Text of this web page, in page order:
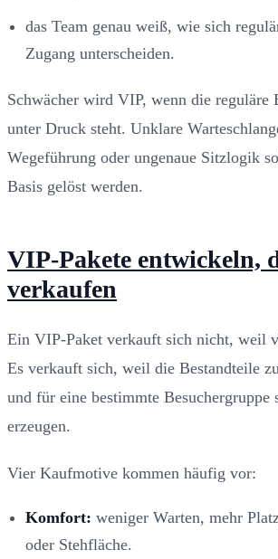
das Team genau weiß, wie sich
Zugang unterscheiden.
Schwächer wird VIP, wenn die reguläre
unter Druck steht. Unklare
Wegeführung oder ungenaue Sitzlogik
Basis gelöst werden.
VIP-Pakete entwickeln,
verkaufen
Ein VIP-Paket verkauft sich nicht, weil
Es verkauft sich, weil die Bestandteile
und für eine bestimmte Besuchergruppe
erzeugen.
Vier Kaufmotive kommen häufig vor:
Komfort: weniger Warten, mehr
oder Stehfläche.